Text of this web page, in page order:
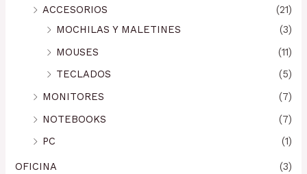
ACCESORIOS
(21)
MOCHILAS Y MALETINES
(3)
MOUSES
(11)
TECLADOS
(5)
MONITORES
(7)
NOTEBOOKS
(7)
PC
(1)
OFICINA (3)